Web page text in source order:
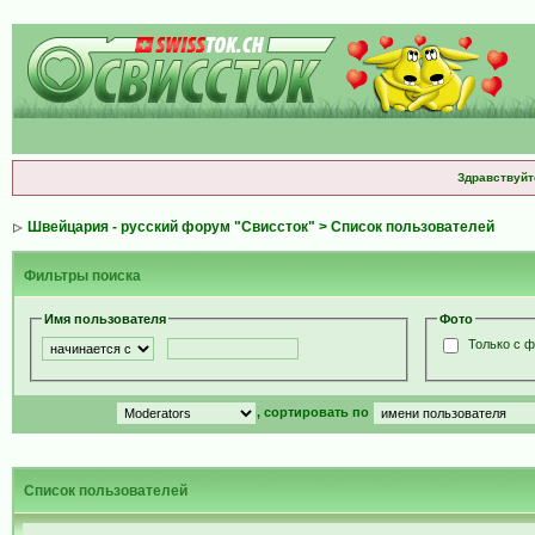
Швейцария - русский форум "Свиссток" > Список пользователей
Фильтры поиска
Имя пользователя
Фото
Только с
, сортировать по
Список пользователей